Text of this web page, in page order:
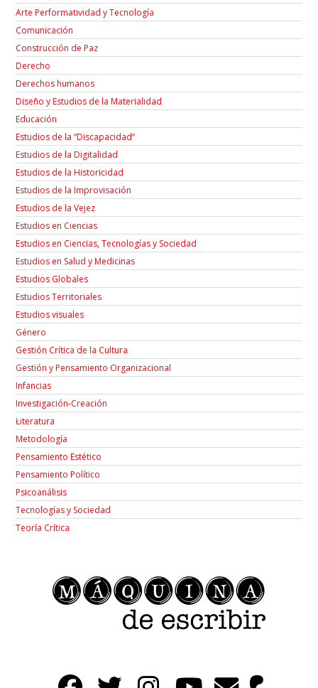
Arte Performatividad y Tecnología
Comunicación
Construcción de Paz
Derecho
Derechos humanos
Diseño y Estudios de la Materialidad
Educación
Estudios de la “Discapacidad”
Estudios de la Digitalidad
Estudios de la Historicidad
Estudios de la Improvisación
Estudios de la Vejez
Estudios en Ciencias
Estudios en Ciencias, Tecnologías y Sociedad
Estudios en Salud y Medicinas
Estudios Globales
Estudios Territoriales
Estudios visuales
Género
Gestión Crítica de la Cultura
Gestión y Pensamiento Organizacional
Infancias
Investigación-Creación
Łiteratura
Metodología
Pensamiento Estético
Pensamiento Político
Psicoanálisis
Tecnologías y Sociedad
Teoría Crítica